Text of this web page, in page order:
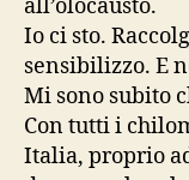
all’olocausto.
Io ci sto.
sensibilizzo. E
Mi sono subito
Con tutti i
Italia, proprio